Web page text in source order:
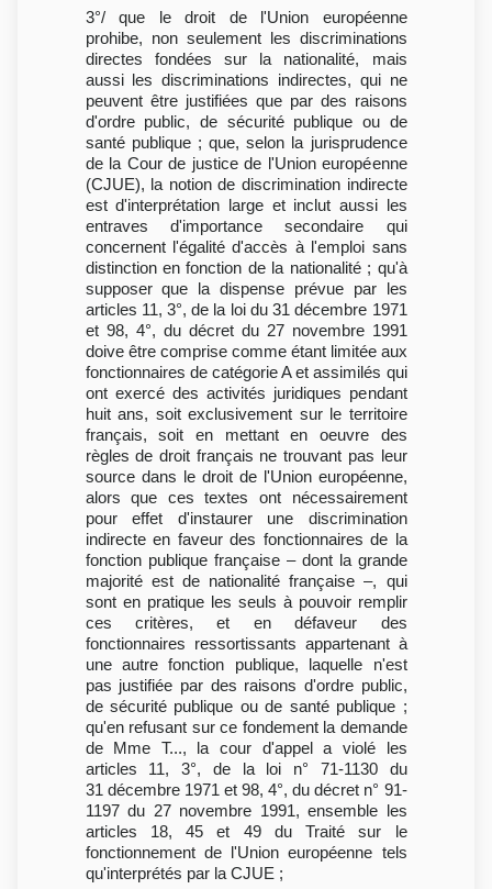
3°/ que le droit de l'Union européenne
prohibe, non seulement les discriminations
directes fondées sur la nationalité, mais
aussi les discriminations indirectes, qui ne
peuvent être justifiées que par des raisons
d'ordre public, de sécurité publique ou de
santé publique ; que, selon la jurisprudence
de la Cour de justice de l'Union européenne
(CJUE), la notion de discrimination indirecte
est d'interprétation large et inclut aussi les
entraves d'importance secondaire qui
concernent l'égalité d'accès à l'emploi sans
distinction en fonction de la nationalité ; qu'à
supposer que la dispense prévue par les
articles 11, 3°, de la loi du 31 décembre 1971
et 98, 4°, du décret du 27 novembre 1991
doive être comprise comme étant limitée aux
fonctionnaires de catégorie A et assimilés qui
ont exercé des activités juridiques pendant
huit ans, soit exclusivement sur le territoire
français, soit en mettant en oeuvre des
règles de droit français ne trouvant pas leur
source dans le droit de l'Union européenne,
alors que ces textes ont nécessairement
pour effet d'instaurer une discrimination
indirecte en faveur des fonctionnaires de la
fonction publique française – dont la grande
majorité est de nationalité française –, qui
sont en pratique les seuls à pouvoir remplir
ces critères, et en défaveur des
fonctionnaires ressortissants appartenant à
une autre fonction publique, laquelle n'est
pas justifiée par des raisons d'ordre public,
de sécurité publique ou de santé publique ;
qu'en refusant sur ce fondement la demande
de Mme T..., la cour d'appel a violé les
articles 11, 3°, de la loi n° 71-1130 du
31 décembre 1971 et 98, 4°, du décret n° 91-
1197 du 27 novembre 1991, ensemble les
articles 18, 45 et 49 du Traité sur le
fonctionnement de l'Union européenne tels
qu'interprétés par la CJUE ;